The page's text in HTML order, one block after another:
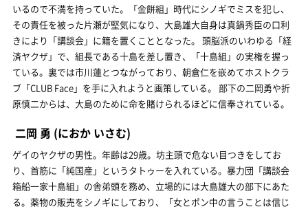
いるので不満を持っていた。「金餅組」時代にシノギでミスを犯し、
その責任を被った片瀬が堅気になり、大島雄大自身は真鍋秀臣の口利
きにより「講談会」に籍を置くこととなった。 頭脳派のいわゆる「経
済ヤクザ」で、組長である十島を差し置き、「十島組」の実権を握っ
ている。裏では市川蓮とつながっており、朝倉仁を嵌めてホストクラ
ブ「CLUB Face」を手に入れようと画策している。 部下の二岡勇や折
原慎二からは、大島のために命を賭けられるほどに信奉されている。
二岡 勇 (におか いさむ)
ゲイのヤクザの男性。年齢は29歳。坊主頭で危ない目つきをしてお
り、首筋に「純国産」というタトゥーを入れている。暴力団「講談会
箱船一家十島組」の舎弟頭を務め、立場的には大島雄大の部下にあた
る。薬物の販売をシノギにしており、「女とポン中の言うことは信じ